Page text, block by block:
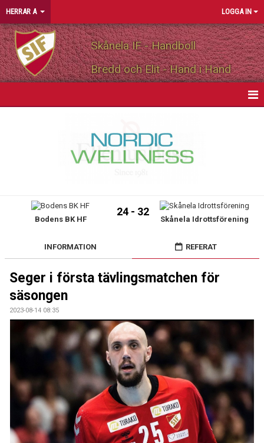
HERRAR A LOGGA IN
Skånela IF - Handboll
Bredd och Elit - Hand i Hand
TRUPPEN
PERSONLIGA PARTNERS
BILDGALLERI
DOKUMENT
KONTAKT
Bodens BK HF
24 - 32
Skånela Idrottsförening
INFORMATION REFERAT
Seger i första tävlingsmatchen för
säsongen
2023-08-14 08:35